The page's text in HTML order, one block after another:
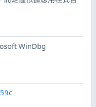
WinDbg